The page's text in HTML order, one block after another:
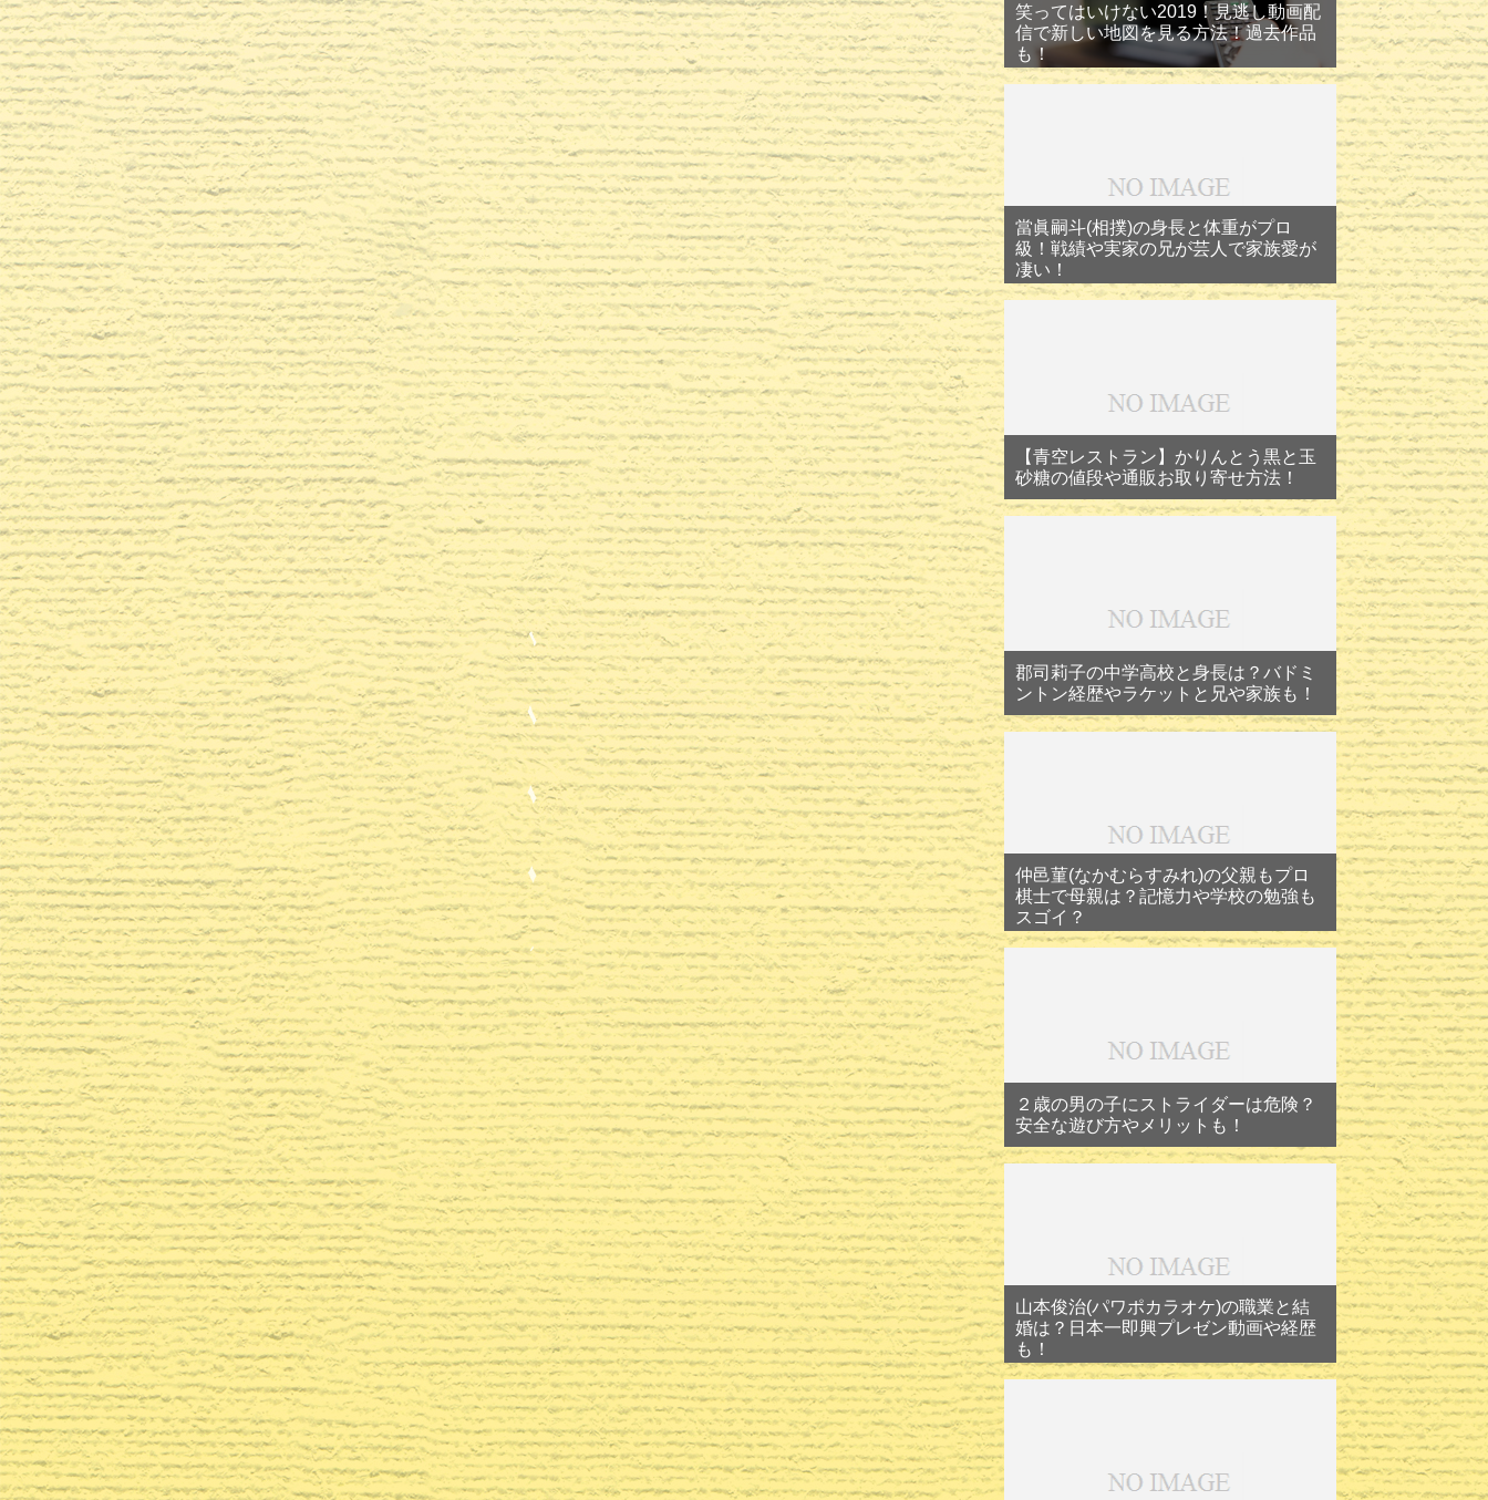
笑ってはいけない2019！見逃し動画配
信で新しい地図を見る方法！過去作品
も！
當眞嗣斗(相撲)の身長と体重がプロ
級！戦績や実家の兄が芸人で家族愛が
凄い！
【青空レストラン】かりんとう黒と玉
砂糖の値段や通販お取り寄せ方法！
郡司莉子の中学高校と身長は？バドミ
ントン経歴やラケットと兄や家族も！
仲邑菫(なかむらすみれ)の父親もプロ
棋士で母親は？記憶力や学校の勉強も
スゴイ？
２歳の男の子にストライダーは危険？
安全な遊び方やメリットも！
山本俊治(パワポカラオケ)の職業と結
婚は？日本一即興プレゼン動画や経歴
も！